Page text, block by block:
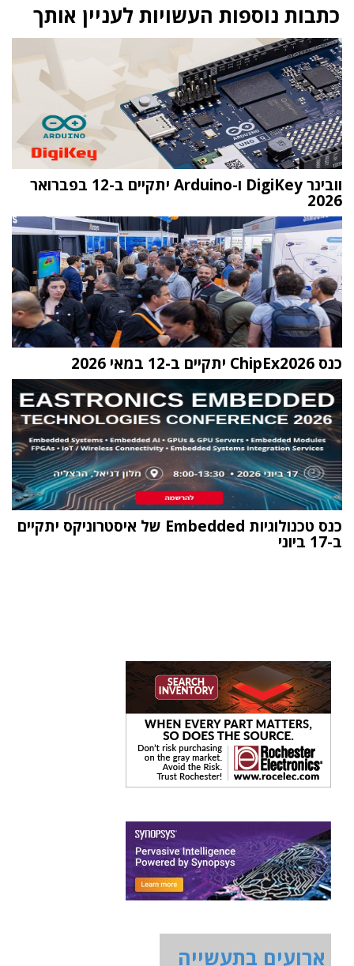
כתבות נוספות העשויות לעניין אותך
וובינר DigiKey ו-Arduino יתקיים ב-12 בפברואר
2026
כנס ChipEx2026 יתקיים ב-12 במאי 2026
כנס טכנולוגיות Embedded של איסטרוניקס יתקיים
ב-17 ביוני
ארועים בתעשייה